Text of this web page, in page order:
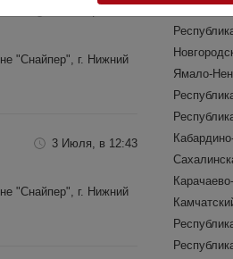
"Снайпер", г. Нижний
3 Июля, в 12:43
"Снайпер", г. Нижний
Ямало-